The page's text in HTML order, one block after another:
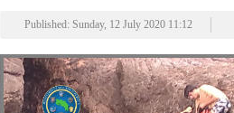
Published: Sunday, 12 July 2020 11:12